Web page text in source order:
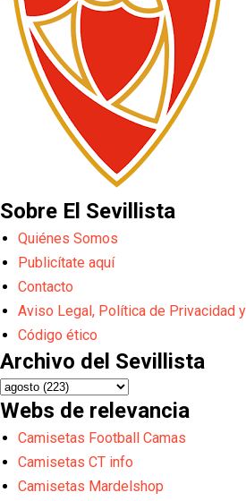
Sobre El Sevillista
Quiénes Somos
Publicítate aquí
Contacto
Aviso Legal, Política de Privacidad
Código ético
Archivo del Sevillista
Webs de relevancia
Camisetas Football Camas
Camisetas CT info
Camisetas Mardelshop